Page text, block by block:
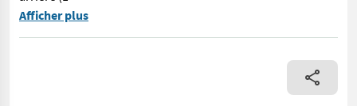
Référence informatique : 73878 Moteur turbodiesel Common
Afficher plus